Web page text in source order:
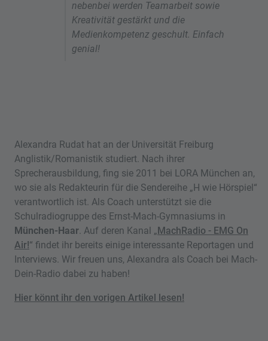
nebenbei werden Teamarbeit sowie
Kreativität gestärkt und die
Medienkompetenz geschult. Einfach
genial!
Alexandra Rudat hat an der Universität Freiburg
Anglistik/Romanistik studiert. Nach ihrer
Sprecherausbildung, fing sie 2011 bei LORA München an,
wo sie als Redakteurin für die Sendereihe „H wie Hörspiel“
verantwortlich ist. Als Coach unterstützt sie die
Schulradiogruppe des Ernst-Mach-Gymnasiums in
München-Haar. Auf deren Kanal „MachRadio - EMG On
Air!“ findet ihr bereits einige interessante Reportagen und
Interviews. Wir freuen uns, Alexandra als Coach bei Mach-
Dein-Radio dabei zu haben!
Hier könnt ihr den vorigen Artikel lesen!